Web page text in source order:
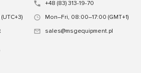
+48 (83) 313-19-70
Mon–Fri, 08:00–17:00 (GMT+1)
sales@msgequipment.pl